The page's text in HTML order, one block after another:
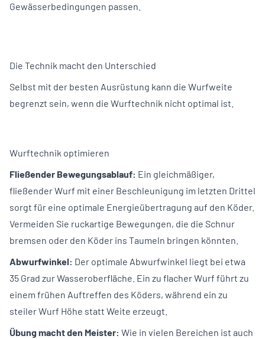
Gewässerbedingungen passen.
Die Technik macht den Unterschied
Selbst mit der besten Ausrüstung kann die Wurfweite
begrenzt sein, wenn die Wurftechnik nicht optimal ist.
Wurftechnik optimieren
Fließender Bewegungsablauf: Ein gleichmäßiger,
fließender Wurf mit einer Beschleunigung im letzten Drittel
sorgt für eine optimale Energieübertragung auf den Köder.
Vermeiden Sie ruckartige Bewegungen, die die Schnur
bremsen oder den Köder ins Taumeln bringen könnten.
Abwurfwinkel: Der optimale Abwurfwinkel liegt bei etwa
35 Grad zur Wasseroberfläche. Ein zu flacher Wurf führt zu
einem frühen Auftreffen des Köders, während ein zu
steiler Wurf Höhe statt Weite erzeugt.
Übung macht den Meister: Wie in vielen Bereichen ist auch